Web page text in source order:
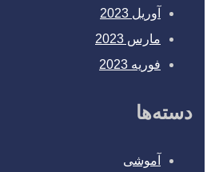
آوریل 2023
مارس 2023
فوریه 2023
دسته‌ها
آموشی